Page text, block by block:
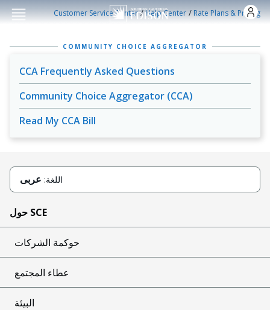
Skip to main content
Customer Service Center /Help Center /Rate Plans & Pricing
COMMUNITY CHOICE AGGREGATOR
CCA Frequently Asked Questions
Community Choice Aggregator (CCA)
Read My CCA Bill
اللغة: عربى
حول SCE
حوكمة الشركات
عطاء المجتمع
البيئة